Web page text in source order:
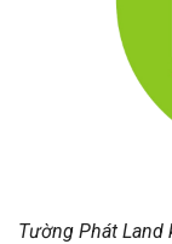
Tường Phát Land